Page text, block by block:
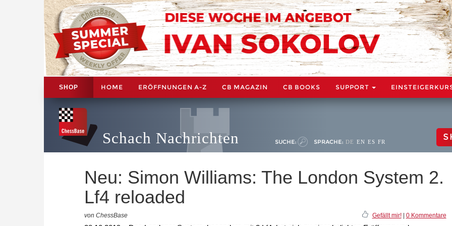
SHOP HOME ERÖFFNUNGEN A-Z CB MAGAZIN CB BOOKS SUPPORT
Schach Nachrichten SUCHE: SPRACHE: DE EN ES FR
Neu: Simon Williams: The London System 2.
Lf4 reloaded
von ChessBase Gefällt mir!| 0 Kommentare